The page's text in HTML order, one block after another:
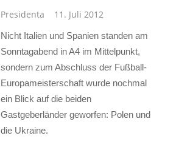
Presidenta 11. Juli 2012
Nicht Italien und Spanien standen am
Sonntagabend in A4 im Mittelpunkt,
sondern zum Abschluss der Fußball-
Europameisterschaft wurde nochmal
ein Blick auf die beiden
Gastgeberländer geworfen: Polen und
die Ukraine.